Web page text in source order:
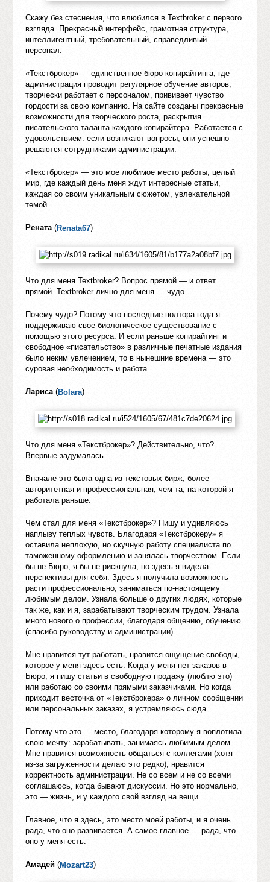
Скажу без стеснения, что влюбился в Textbroker с первого
взгляда. Прекрасный интерфейс, грамотная структура,
интеллигентный, требовательный, справедливый
персонал.
«Текстброкер» — единственное бюро копирайтинга, где
администрация проводит регулярное обучение авторов,
творчески работает с персоналом, прививает чувство
гордости за свою компанию. На сайте созданы прекрасные
возможности для творческого роста, раскрытия
писательского таланта каждого копирайтера. Работается с
удовольствием: если возникают вопросы, они успешно
решаются сотрудниками администрации.
«Текстброкер» — это мое любимое место работы, целый
мир, где каждый день меня ждут интересные статьи,
каждая со своим уникальным сюжетом, увлекательной
темой.
Рената (Renata67)
Что для меня Textbroker? Вопрос прямой — и ответ
прямой. Textbroker лично для меня — чудо.
Почему чудо? Потому что последние полтора года я
поддерживаю свое биологическое существование с
помощью этого ресурса. И если раньше копирайтинг и
свободное «писательство» в различные печатные издания
было неким увлечением, то в нынешние времена — это
суровая необходимость и работа.
Лариса (Bolara)
Что для меня «Текстброкер»? Действительно, что?
Впервые задумалась…
Вначале это была одна из текстовых бирж, более
авторитетная и профессиональная, чем та, на которой я
работала раньше.
Чем стал для меня «Текстброкер»? Пишу и удивляюсь
наплыву теплых чувств. Благодаря «Текстброкеру» я
оставила неплохую, но скучную работу специалиста по
таможенному оформлению и занялась творчеством. Если
бы не Бюро, я бы не рискнула, но здесь я видела
перспективы для себя. Здесь я получила возможность
расти профессионально, заниматься по-настоящему
любимым делом. Узнала больше о других людях, которые
так же, как и я, зарабатывают творческим трудом. Узнала
много нового о профессии, благодаря общению, обучению
(спасибо руководству и администрации).
Мне нравится тут работать, нравится ощущение свободы,
которое у меня здесь есть. Когда у меня нет заказов в
Бюро, я пишу статьи в свободную продажу (люблю это)
или работаю со своими прямыми заказчиками. Но когда
приходит весточка от «Текстброкера» о личном сообщении
или персональных заказах, я устремляюсь сюда.
Потому что это — место, благодаря которому я воплотила
свою мечту: зарабатывать, занимаясь любимым делом.
Мне нравится возможность общаться с коллегами (хотя
из-за загруженности делаю это редко), нравится
корректность администрации. Не со всем и не со всеми
соглашаюсь, когда бывают дискуссии. Но это нормально,
это — жизнь, и у каждого свой взгляд на вещи.
Главное, что я здесь, это место моей работы, и я очень
рада, что оно развивается. А самое главное — рада, что
оно у меня есть.
Амадей (Mozart23)